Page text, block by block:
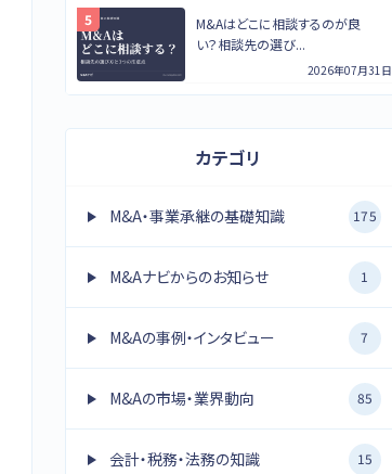
M&Aはどこに相談するのが良
い？相談先の選び...
2026年07月31日
カテゴリ
M&A・事業承継の基礎知識 175
M&Aナビからのお知らせ 1
M&Aの事例・インタビュー 7
M&Aの市場・業界動向 85
会計・税務・法務の知識 15